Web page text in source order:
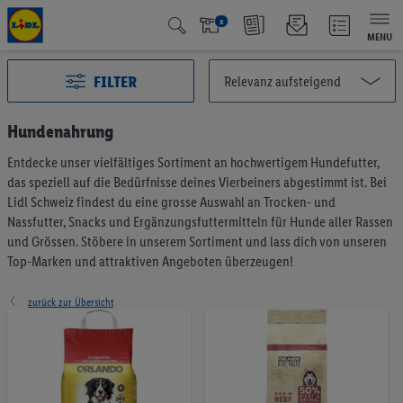
x
MENU
Hundenahrung
Entdecke unser vielfältiges Sortiment an hochwertigem Hundefutter,
das speziell auf die Bedürfnisse deines Vierbeiners abgestimmt ist. Bei
Lidl Schweiz findest du eine grosse Auswahl an Trocken- und
Nassfutter, Snacks und Ergänzungsfuttermitteln für Hunde aller Rassen
und Grössen. Stöbere in unserem Sortiment und lass dich von unseren
Top-Marken und attraktiven Angeboten überzeugen!
zurück zur Übersicht
FILTER
Alle Kategorien 2993
Aktuelle Aktionen 127
Qualité Suisse
438
Fairtrade
40
Testsieger 65
Früchte & Gemüse
Brot & Backwaren
Kaffee & Tee 75
Milchprodukte & Eier